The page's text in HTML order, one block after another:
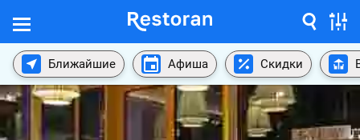
Ближайшие Афиша Скидки